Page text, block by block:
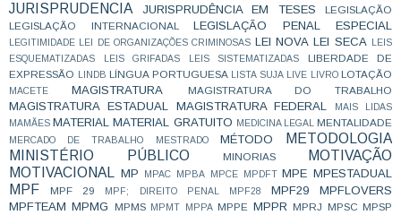
JURISPRUDENCIA JURISPRUDÊNCIA EM TESES
LEGISLAÇÃO
LEGISLAÇÃO INTERNACIONAL
LEGISLAÇÃO PENAL ESPECIAL
LEGITIMIDADE LEI DE ORGANIZAÇÕES CRIMINOSAS LEI NOVA LEI SECA
LEIS
ESQUEMATIZADAS
LEIS GRIFADAS LEIS SISTEMATIZADAS
LIBERDADE DE
EXPRESSÃO
LINDB LÍNGUA PORTUGUESA LISTA SUJA LIVE LIVRO LOTAÇÃO
MACETE MAGISTRATURA MAGISTRATURA DO TRABALHO
MAGISTRATURA ESTADUAL MAGISTRATURA FEDERAL
MAIS LIDAS
MAMÃES MATERIAL MATERIAL GRATUITO MEDICINA LEGAL MENTALIDADE
MERCADO DE TRABALHO MESTRADO MÉTODO
METODOLOGIA
MINISTÉRIO PÚBLICO
MINORIAS
MOTIVAÇÃO
MOTIVACIONAL
MP MPAC MPBA MPCE MPDFT MPE MPESTADUAL
MPF MPF 29 MPF; DIREITO PENAL MPF28 MPF29
MPFLOVERS
MPFTEAM MPMG MPMS MPMT MPPA MPPE MPPR MPRJ MPSC MPSP